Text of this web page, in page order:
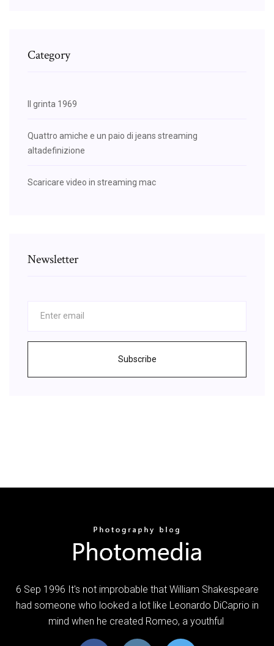
Category
Il grinta 1969
Quattro amiche e un paio di jeans streaming
altadefinizione
Scaricare video in streaming mac
Newsletter
Subscribe
6 Sep 1996 It's not improbable that William Shakespeare
had someone who looked a lot like Leonardo DiCaprio in
mind when he created Romeo, a youthful